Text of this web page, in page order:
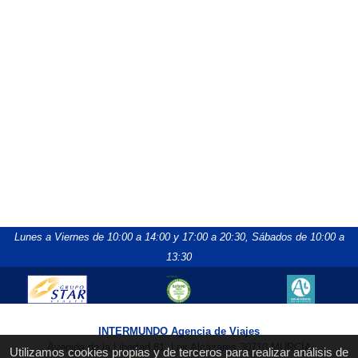
Utilizamos cookies propias y de terceros para realizar análisis de
Lunes a Viernes de 10:00 a 14:00 y 17:00 a 20:30, Sábados de 10:00 a
13:30
INTERMUNDO Agencia de Viajes
Avenida de la Libertad 81, Los Alcázares 30710 MURCIA